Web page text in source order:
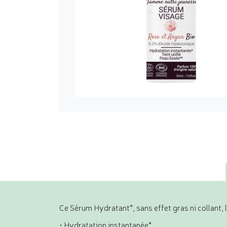
Ce Sérum Hydratant*, sans effet gras ni
• Hydratation instantanée*